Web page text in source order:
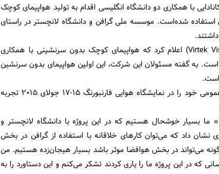
با همکاری دو دانشگاه انگلیسی اقدام به تولید هواپیمای کوچک
شده‌است. موسسه ملی گرافن و دانشگاه لانچستر در راستای
شرکت ویرتک ویژن اینترنشنال (Virtek Vision International) اعلام کرد که هواپیمای کوچک بدون سرنشینی با همکاری
به گفته مسئولان این شرکت، این اولین هواپیمای بدون سرنشین
این هواپیمای بدون سرنشین قرار است اولین پرواز عمومی خود را در نمایشگاه هوایی فارنبورنگ 15-17 جولای 2015 تجربه
بسیار خوشحال هستیم که در این پروژه با دانشگاه لانچستر و
داد که می‌توان کارهای خلاقانه با استفاده از گرافن در بخش
می‌تواند در بخش هوافضا موثر باشد بسیار هیجان‌زده هستیم. من
که در این پروژه ما را یاری کردند تشکر می‌کنم و این دستاورد را به